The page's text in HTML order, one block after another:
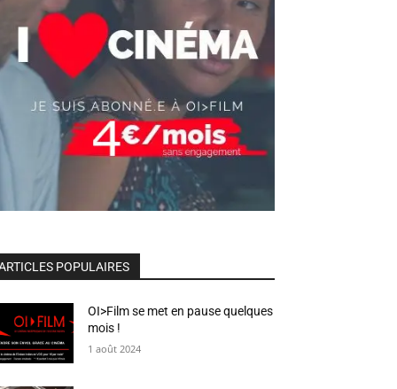
POPULAIRES
OI>Film se met en pause quelques
mois !
1 août 2024